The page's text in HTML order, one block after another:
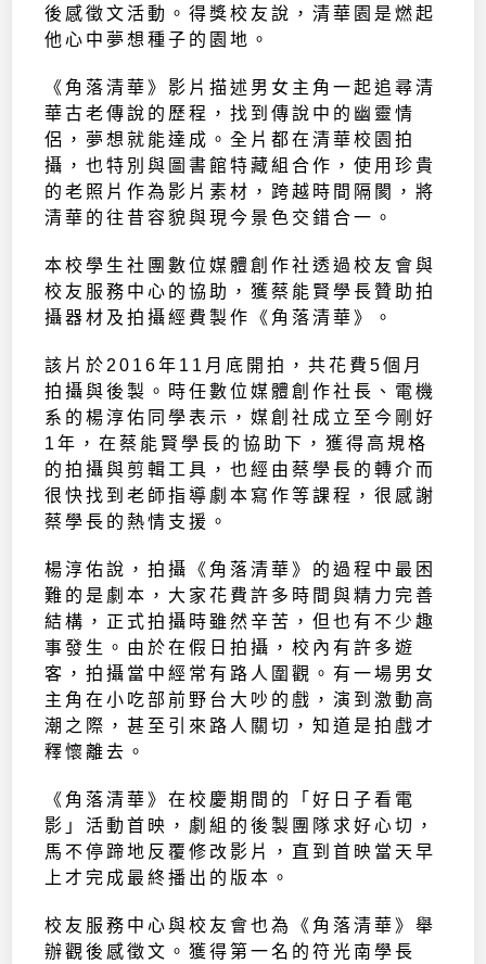
後感徵文活動。得獎校友說，清華園是燃起
他心中夢想種子的園地。
《角落清華》影片描述男女主角一起追尋清
華古老傳說的歷程，找到傳說中的幽靈情
侶，夢想就能達成。全片都在清華校園拍
攝，也特別與圖書館特藏組合作，使用珍貴
的老照片作為影片素材，跨越時間隔閡，將
清華的往昔容貌與現今景色交錯合一。
本校學生社團數位媒體創作社透過校友會與
校友服務中心的協助，獲蔡能賢學長贊助拍
攝器材及拍攝經費製作《角落清華》。
該片於2016年11月底開拍，共花費5個月
拍攝與後製。時任數位媒體創作社長、電機
系的楊淳佑同學表示，媒創社成立至今剛好
1年，在蔡能賢學長的協助下，獲得高規格
的拍攝與剪輯工具，也經由蔡學長的轉介而
很快找到老師指導劇本寫作等課程，很感謝
蔡學長的熱情支援。
楊淳佑說，拍攝《角落清華》的過程中最困
難的是劇本，大家花費許多時間與精力完善
結構，正式拍攝時雖然辛苦，但也有不少趣
事發生。由於在假日拍攝，校內有許多遊
客，拍攝當中經常有路人圍觀。有一場男女
主角在小吃部前野台大吵的戲，演到激動高
潮之際，甚至引來路人關切，知道是拍戲才
釋懷離去。
《角落清華》在校慶期間的「好日子看電
影」活動首映，劇組的後製團隊求好心切，
馬不停蹄地反覆修改影片，直到首映當天早
上才完成最終播出的版本。
校友服務中心與校友會也為《角落清華》舉
辦觀後感徵文。獲得第一名的符光南學長